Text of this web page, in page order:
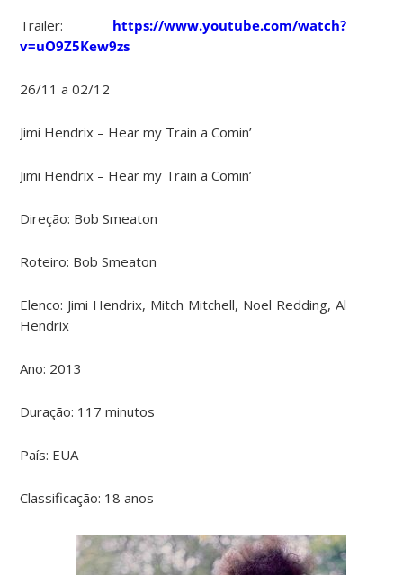
Trailer: https://www.youtube.com/watch?
v=uO9Z5Kew9zs
26/11 a 02/12
Jimi Hendrix – Hear my Train a Comin’
Jimi Hendrix – Hear my Train a Comin’
Direção: Bob Smeaton
Roteiro: Bob Smeaton
Elenco: Jimi Hendrix, Mitch Mitchell, Noel Redding, Al
Hendrix
Ano: 2013
Duração: 117 minutos
País: EUA
Classificação: 18 anos